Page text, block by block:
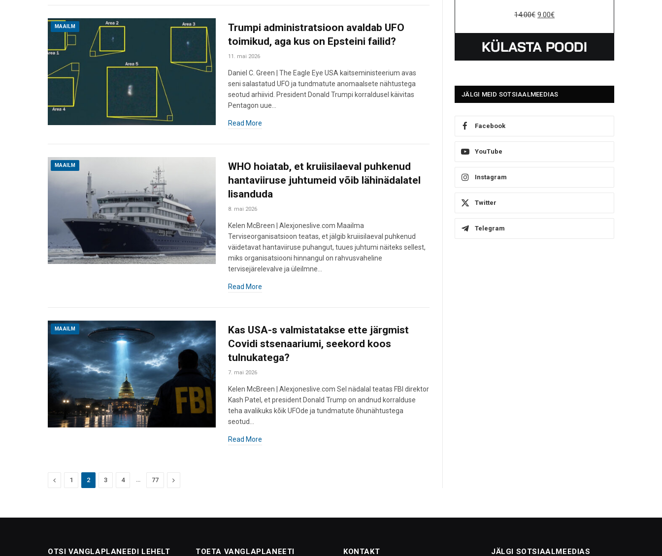
MAAILM
Trumpi administratsioon avaldab UFO
toimikud, aga kus on Epsteini failid?
11. mai 2026
Daniel C. Green | The Eagle Eye USA kaitseministeerium avas
seni salastatud UFO ja tundmatute anomaalsete nähtustega
seotud arhiivid. President Donald Trumpi korraldusel käivitas
Pentagon uue…
Read More
MAAILM
WHO hoiatab, et kruiisilaeval puhkenud
hantaviiruse juhtumeid võib lähinädalatel
lisanduda
8. mai 2026
Kelen McBreen | Alexjoneslive.com Maailma
Terviseorganisatsioon teatas, et jälgib kruiisilaeval puhkenud
väidetavat hantaviiruse puhangut, tuues juhtumi näiteks sellest,
miks organisatsiooni hinnangul on rahvusvaheline
tervisejärelevalve ja üleilmne…
Read More
MAAILM
Kas USA-s valmistatakse ette järgmist
Covidi stsenaariumi, seekord koos
tulnukatega?
7. mai 2026
Kelen McBreen | Alexjoneslive.com Sel nädalal teatas FBI direktor
Kash Patel, et president Donald Trump on andnud korralduse
teha avalikuks kõik UFOde ja tundmatute õhunähtustega
seotud…
Read More
Previous
1 2 3 4 … 77 Next
14.00€ 9.00€
JÄLGI MEID SOTSIAALMEEDIAS
Facebook
YouTube
Instagram
Twitter
Telegram
OTSI VANGLAPLANEEDI LEHELT TOETA VANGLAPLANEETI KONTAKT JÄLGI SOTSIAALMEEDIAS